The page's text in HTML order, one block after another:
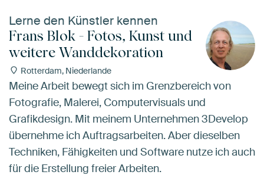
Lerne den Künstler kennen
Frans Blok - Fotos, Kunst und
weitere Wanddekoration
Rotterdam, Niederlande
Meine Arbeit bewegt sich im Grenzbereich von
Fotografie, Malerei, Computervisuals und
Grafikdesign. Mit meinem Unternehmen 3Develop
übernehme ich Auftragsarbeiten. Aber dieselben
Techniken, Fähigkeiten und Software nutze ich auch
für die Erstellung freier Arbeiten.